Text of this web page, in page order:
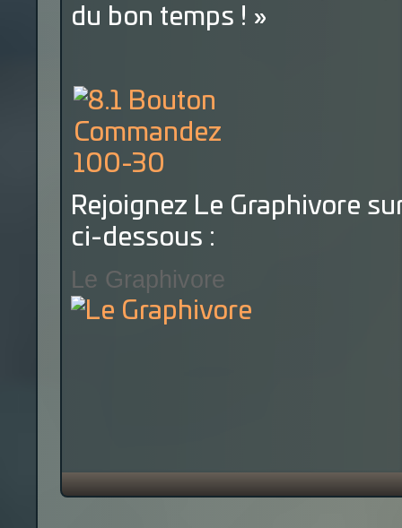
du bon temps ! »
Rejoignez Le Graphivore
ci-dessous :
Le Graphivore